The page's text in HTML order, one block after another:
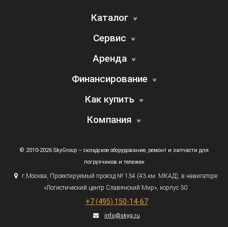
Каталог
Сервис
Аренда
Финансирование
Как купить
Компания
© 2010-2026 SkyGroup – складское оборудование, ремонт и запчасти для
погрузчиков и тележек
г.Москва, Проектируемый проезд № 134 (43км. МКАД), в навигаторе
«Логистический центр Славянский Мир», корпус 30
+7 (495) 150-14-67
info@skyg.ru